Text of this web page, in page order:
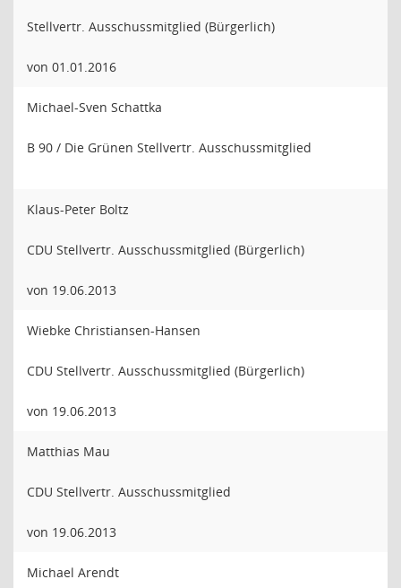
Stellvertr. Ausschussmitglied (Bürgerlich)
von 01.01.2016
Michael-Sven Schattka
B 90 / Die Grünen Stellvertr. Ausschussmitglied
Klaus-Peter Boltz
CDU Stellvertr. Ausschussmitglied (Bürgerlich)
von 19.06.2013
Wiebke Christiansen-Hansen
CDU Stellvertr. Ausschussmitglied (Bürgerlich)
von 19.06.2013
Matthias Mau
CDU Stellvertr. Ausschussmitglied
von 19.06.2013
Michael Arendt